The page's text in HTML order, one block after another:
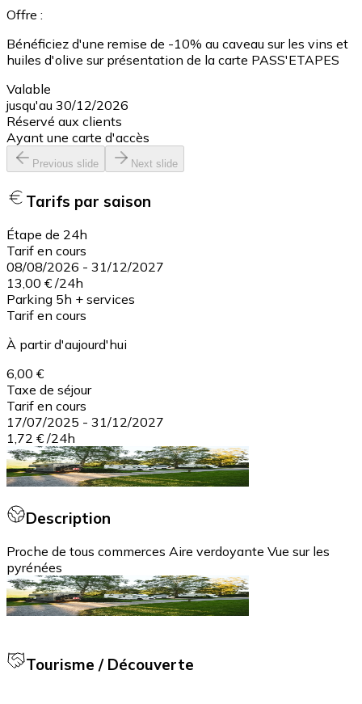
Offre :
Bénéficiez d'une remise de -10% au caveau sur les vins et
huiles d'olive sur présentation de la carte PASS'ETAPES
Valable
jusqu'au 30/12/2026
Réservé aux clients
Ayant une carte d'accès
Previous slide Next slide
Tarifs par saison
Étape de 24h
Tarif en cours
08/08/2026 - 31/12/2027
13,00 € /24h
Parking 5h + services
Tarif en cours
À partir d'aujourd'hui
6,00 €
Taxe de séjour
Tarif en cours
17/07/2025 - 31/12/2027
1,72 € /24h
Description
Proche de tous commerces Aire verdoyante Vue sur les
pyrénées
Tourisme / Découverte